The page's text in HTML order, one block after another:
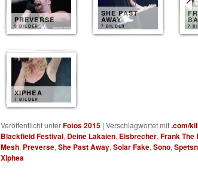
PREVERSE
9 BILDER
SHE PAST
AWAY
7 BILDER 7
XIPHEA
7 BILDER
Veröffentlicht unterFotos 2015 | Verschlagwortet mit.com/
Blackfield Festival, Deine Lakaien, Eisbrecher, Frank The
Mesh, Preverse, She Past Away, Solar Fake, Sono,
Xiphea